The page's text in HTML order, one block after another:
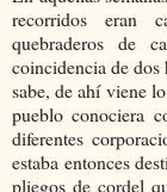
recorridos eran
quebraderos de
coincidencia de dos
sabe, de ahí viene
pueblo conociera
diferentes
estaba entonces
pliegos de cordel